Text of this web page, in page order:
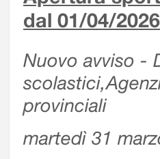
dal 01/04/2026
Nuovo avviso -
provinciali
martedì 31